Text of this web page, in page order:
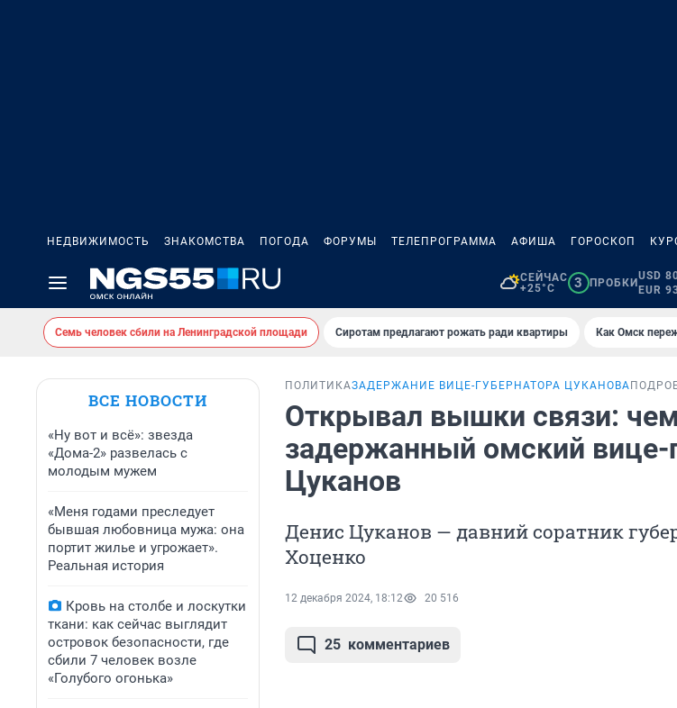
НЕДВИЖИМОСТЬ ЗНАКОМСТВА ПОГОДА ФОРУМЫ ТЕЛЕПРОГРАММА АФИША ГОРОСКОП
СЕЙЧАС
+25°C
3 ПРОБКИ
USD
EUR
Семь человек сбили на Ленинградской площади Сиротам предлагают рожать ради квартиры Как Омск
ВСЕ НОВОСТИ
«Ну вот и всё»: звезда
«Дома-2» развелась с
молодым мужем
«Меня годами преследует
бывшая любовница мужа: она
портит жилье и угрожает».
Реальная история
Кровь на столбе и лоскутки
ткани: как сейчас выглядит
островок безопасности, где
сбили 7 человек возле
«Голубого огонька»
ПОЛИТИКАЗАДЕРЖАНИЕ ВИЦЕ-ГУБЕРНАТОРА ЦУКАНОВА
Открывал вышки связи:
задержанный омский вице-
Цуканов
Денис Цуканов — давний соратник
Хоценко
12 декабря 2024, 18:12 20 516
25 комментариев